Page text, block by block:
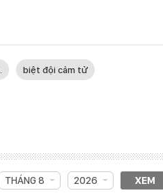
biệt đội cảm tử
THÁNG 8 2026 XEM